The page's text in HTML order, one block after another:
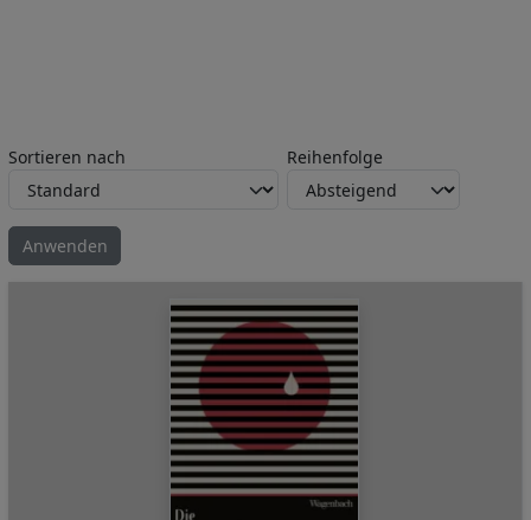
Sortieren nach Reihenfolge